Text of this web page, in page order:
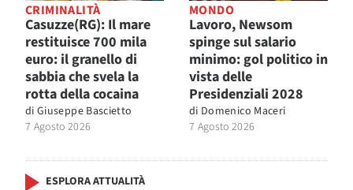
CRIMINALITÀ
Casuzze(RG): Il mare
restituisce 700 mila
euro: il granello di
sabbia che svela la
rotta della cocaina
di Giuseppe Bascietto
7 Agosto 2026
MONDO
Lavoro, Newsom
spinge sul salario
minimo: gol politico in
vista delle
Presidenziali 2028
di Domenico Maceri
7 Agosto 2026
ESPLORA ATTUALITÀ